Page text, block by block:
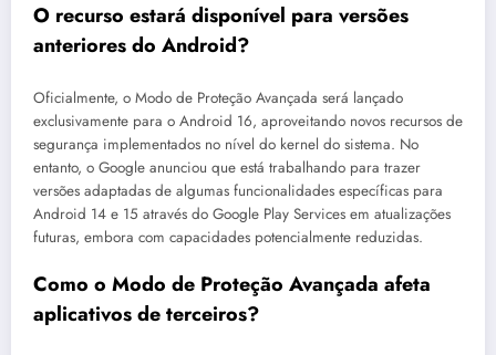
O recurso estará disponível para versões
anteriores do Android?
Oficialmente, o Modo de Proteção Avançada será lançado
exclusivamente para o Android 16, aproveitando novos recursos de
segurança implementados no nível do kernel do sistema. No
entanto, o Google anunciou que está trabalhando para trazer
versões adaptadas de algumas funcionalidades específicas para
Android 14 e 15 através do Google Play Services em atualizações
futuras, embora com capacidades potencialmente reduzidas.
Como o Modo de Proteção Avançada afeta
aplicativos de terceiros?